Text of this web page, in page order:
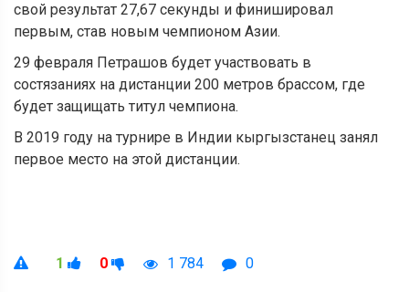
свой результат 27,67 секунды и финишировал
первым, став новым чемпионом Азии.
29 февраля Петрашов будет участвовать в
состязаниях на дистанции 200 метров брассом, где
будет защищать титул чемпиона.
В 2019 году на турнире в Индии кыргызстанец занял
первое место на этой дистанции.
1 0 1 784 0